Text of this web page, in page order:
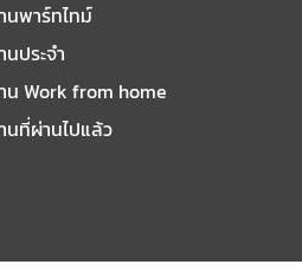
นพาร์ทไทม์
นประจำ
น Work from home
นที่ผ่านไปแล้ว